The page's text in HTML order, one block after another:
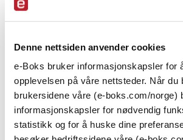
Denne nettsiden anvender cookies
e-Boks bruker informasjonskapsler for
opplevelsen på våre nettsteder. Når du
brukersidene våre (e-boks.com/norge)
informasjonskapsler for nødvendig
statistikk og for å huske dine
Organiser din post
Åpne, flytte, slette, og
navngi post